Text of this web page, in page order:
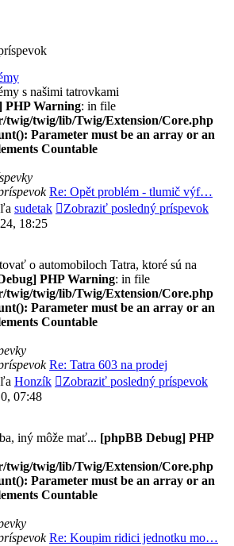
s našimi tatrovkami
PHP Warning: in file
twig/twig/lib/Twig/Extension/Core.php
Parameter must be an array or an
Countable
Re: Opět problém - tlumič výf…
sudetak
Zobraziť posledný príspevok
18:25
o automobiloch Tatra, ktoré sú na
PHP Warning: in file
twig/twig/lib/Twig/Extension/Core.php
Parameter must be an array or an
Countable
Re: Tatra 603 na prodej
Honzík
Zobraziť posledný príspevok
07:48
iný môže mať... [phpBB Debug] PHP
twig/twig/lib/Twig/Extension/Core.php
Parameter must be an array or an
Countable
Re: Koupim ridici jednotku mo…